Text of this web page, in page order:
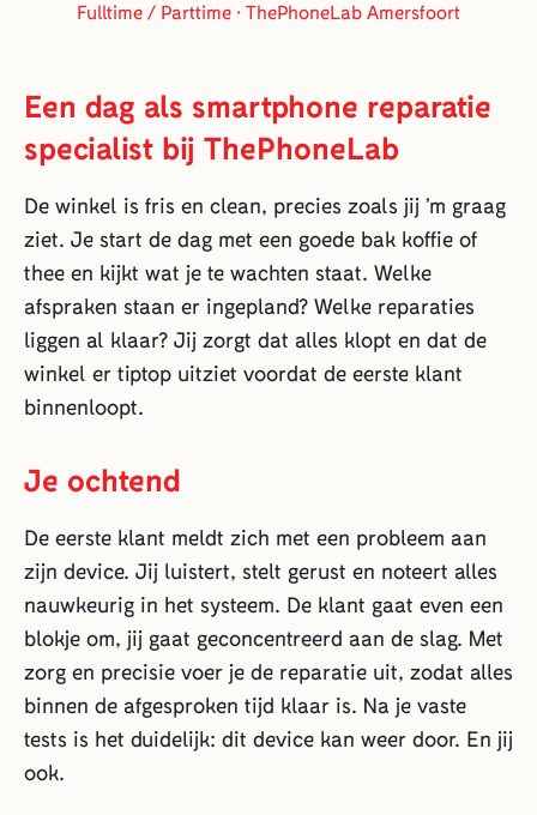
Fulltime / Parttime · ThePhoneLab Amersfoort
Een dag als smartphone reparatie
specialist bij ThePhoneLab
De winkel is fris en clean, precies zoals jij ’m graag
ziet. Je start de dag met een goede bak koffie of
thee en kijkt wat je te wachten staat. Welke
afspraken staan er ingepland? Welke reparaties
liggen al klaar? Jij zorgt dat alles klopt en dat de
winkel er tiptop uitziet voordat de eerste klant
binnenloopt.
Je ochtend
De eerste klant meldt zich met een probleem aan
zijn device. Jij luistert, stelt gerust en noteert alles
nauwkeurig in het systeem. De klant gaat even een
blokje om, jij gaat geconcentreerd aan de slag. Met
zorg en precisie voer je de reparatie uit, zodat alles
binnen de afgesproken tijd klaar is. Na je vaste
tests is het duidelijk: dit device kan weer door. En jij
ook.